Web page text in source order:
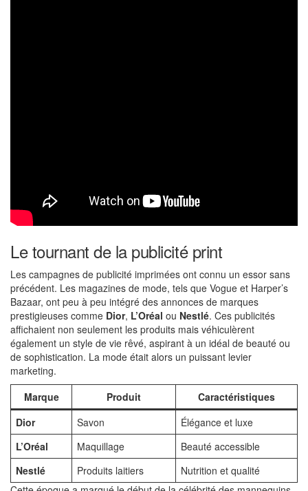
Le tournant de la publicité print
Les campagnes de publicité imprimées ont connu un essor sans
précédent. Les magazines de mode, tels que Vogue et Harper’s
Bazaar, ont peu à peu intégré des annonces de marques
prestigieuses comme Dior, L’Oréal ou Nestlé. Ces publicités
affichaient non seulement les produits mais véhiculèrent
également un style de vie rêvé, aspirant à un idéal de beauté ou
de sophistication. La mode était alors un puissant levier
marketing.
Marque
Produit
Caractéristiques
Dior
Savon
Élégance et luxe
L’Oréal
Maquillage
Beauté accessible
Nestlé
Produits laitiers
Nutrition et qualité